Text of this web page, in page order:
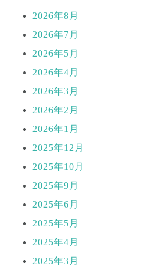
2026年8月
2026年7月
2026年5月
2026年4月
2026年3月
2026年2月
2026年1月
2025年12月
2025年10月
2025年9月
2025年6月
2025年5月
2025年4月
2025年3月